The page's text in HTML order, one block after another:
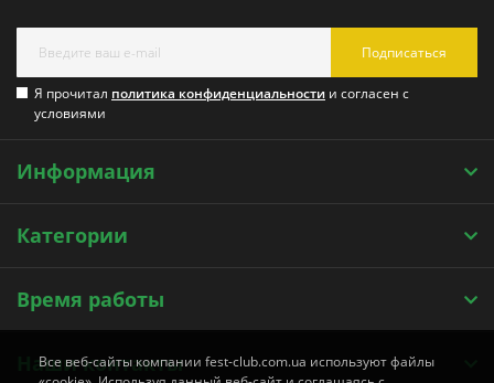
Подписаться
Я прочитал политика конфиденциальности и согласен с
условиями
Информация
Категории
Время работы
Наши контакты
Все веб-сайты компании fest-club.com.ua используют файлы